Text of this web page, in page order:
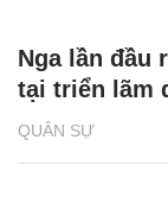
QUÂN SỰ
Nga lần đầu
tại triển lãm